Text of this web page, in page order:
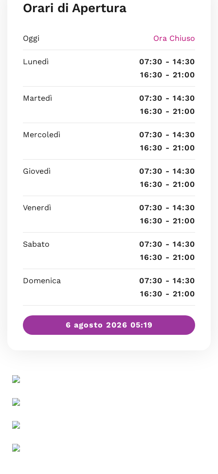
Orari di Apertura
Oggi Ora Chiuso
Lunedì
07:30 - 14:30
16:30 - 21:00
Martedì
07:30 - 14:30
16:30 - 21:00
Mercoledì
07:30 - 14:30
16:30 - 21:00
Giovedì
07:30 - 14:30
16:30 - 21:00
Venerdì
07:30 - 14:30
16:30 - 21:00
Sabato
07:30 - 14:30
16:30 - 21:00
Domenica
07:30 - 14:30
16:30 - 21:00
6 agosto 2026 05:19